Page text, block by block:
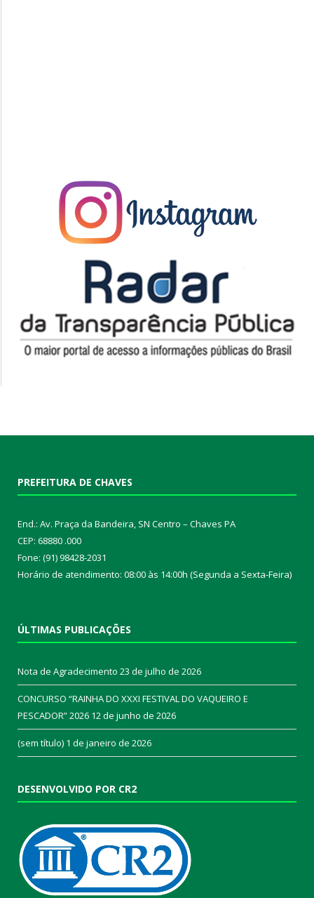
PREFEITURA DE CHAVES
End.: Av. Praça da Bandeira, SN Centro – Chaves PA
CEP: 68880 .000
Fone: (91) 98428-2031
Horário de atendimento: 08:00 às 14:00h (Segunda a Sexta-Feira)
ÚLTIMAS PUBLICAÇÕES
Nota de Agradecimento 23 de julho de 2026
CONCURSO “RAINHA DO XXXI FESTIVAL DO VAQUEIRO E
PESCADOR” 2026 12 de junho de 2026
(sem título) 1 de janeiro de 2026
DESENVOLVIDO POR CR2